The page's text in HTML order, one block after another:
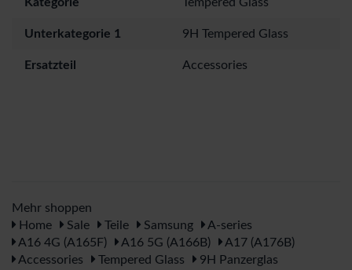
Unterkategorie 1 9H Tempered Glass
Ersatzteil Accessories
Mehr shoppen
Home
Sale Teile Samsung
A-series
A16 4G (A165F)
A16 5G (A166B)
A17 (A176B)
Accessories
Tempered Glass 9H Panzerglas